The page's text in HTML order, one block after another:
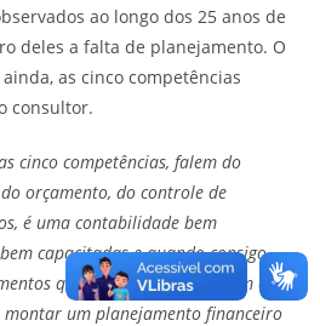
ao longo dos 25 anos de
deles a falta de planejamento. O
as cinco competências
consultor.
cinco competências, falem do
orçamento, do controle de
é uma contabilidade bem
capacitadas e quando consigo
que normalmente nascem com
montar um planejamento financeiro